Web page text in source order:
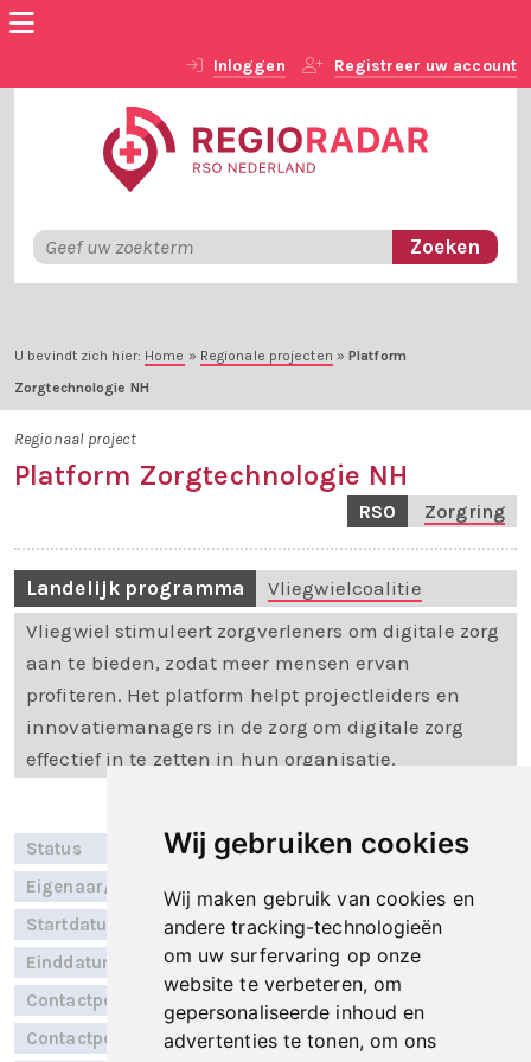
Wij gebruiken cookies
Wij maken gebruik van cookies en
andere tracking-technologieën
om uw surfervaring op onze
website te verbeteren, om
gepersonaliseerde inhoud en
advertenties te tonen, om ons
Inloggen Registreer uw account
U bevindt zich hier: Home » Regionale projecten »Platform
Zorgtechnologie NH
Regionaal project
Platform Zorgtechnologie NH
RSO Zorgring
Landelijk programma
Vliegwielcoalitie
Vliegwiel stimuleert zorgverleners om digitale zorg
aan te bieden, zodat meer mensen ervan
profiteren. Het platform helpt projectleiders en
innovatiemanagers in de zorg om digitale zorg
effectief in te zetten in hun organisatie.
Status
Implementatie
Eigenaar/RSO
Zorgring
Startdatum
Niet bekend
Einddatum
Niet bekend
Contactpersoon
Sabrine Rector
Contactpersoon
Rob Hoogervorst